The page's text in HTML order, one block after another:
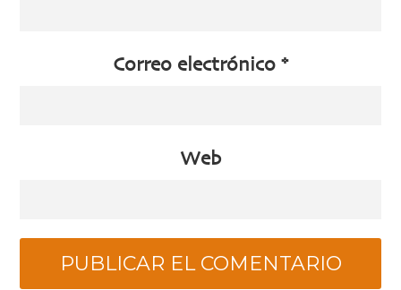
Correo electrónico *
Web